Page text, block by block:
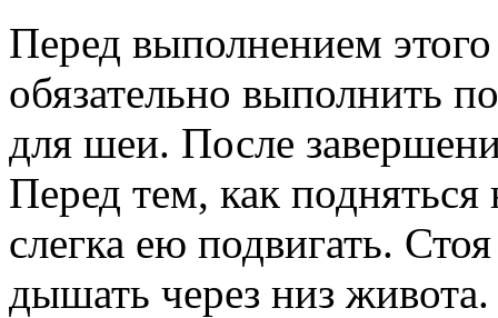
Перед выполнением
обязательно выполнить
для шеи. После
Перед тем, как
слегка ею подвигать.
дышать через низ живота.